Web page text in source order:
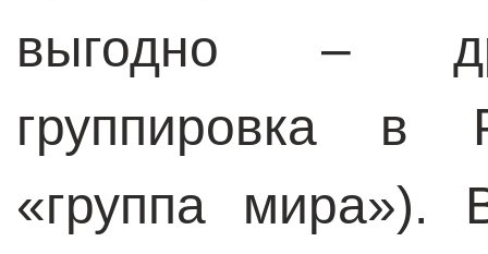
выгодно –
группировка в
«группа мира»).